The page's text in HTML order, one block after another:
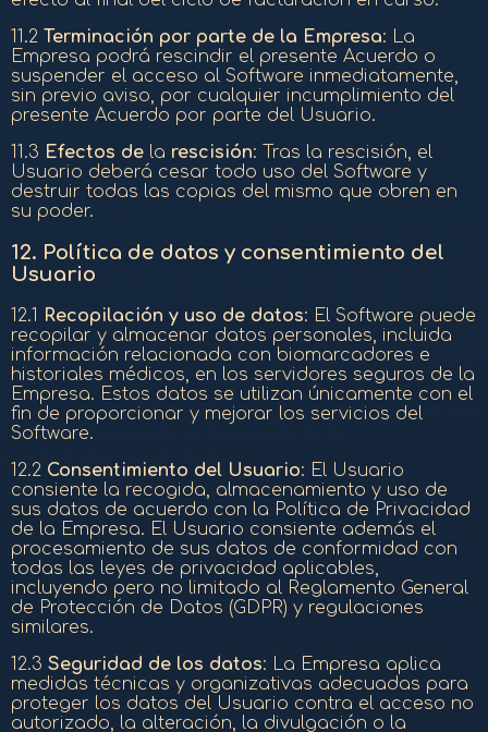
11.2 Terminación por parte de la Empresa: La
Empresa podrá rescindir el presente Acuerdo o
suspender el acceso al Software inmediatamente,
sin previo aviso, por cualquier incumplimiento del
presente Acuerdo por parte del Usuario.
11.3 Efectos dela rescisión: Tras la rescisión, el
Usuario deberá cesar todo uso del Software y
destruir todas las copias del mismo que obren en
su poder.
12. Política de datos y consentimiento del
Usuario
12.1 Recopilación y uso de datos: El Software puede
recopilar y almacenar datos personales, incluida
información relacionada con biomarcadores e
historiales médicos, en los servidores seguros de la
Empresa. Estos datos se utilizan únicamente con el
fin de proporcionar y mejorar los servicios del
Software.
12.2 Consentimiento del Usuario: El Usuario
consiente la recogida, almacenamiento y uso de
sus datos de acuerdo con la Política de Privacidad
de la Empresa. El Usuario consiente además el
procesamiento de sus datos de conformidad con
todas las leyes de privacidad aplicables,
incluyendo pero no limitado al Reglamento General
de Protección de Datos (GDPR) y regulaciones
similares.
12.3 Seguridad de los datos: La Empresa aplica
medidas técnicas y organizativas adecuadas para
proteger los datos del Usuario contra el acceso no
autorizado, la alteración, la divulgación o la